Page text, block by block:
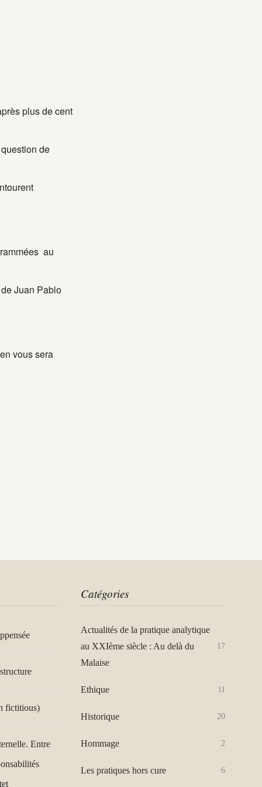
plus de cent
de
au
Juan Pablo
vous sera
fictitious)
Entre
Catégories
Actualités de la pratique analytique
au XXIème siècle : Au delà du
Malaise
17
Ethique 11
Historique 20
Hommage 2
Les pratiques hors cure 6